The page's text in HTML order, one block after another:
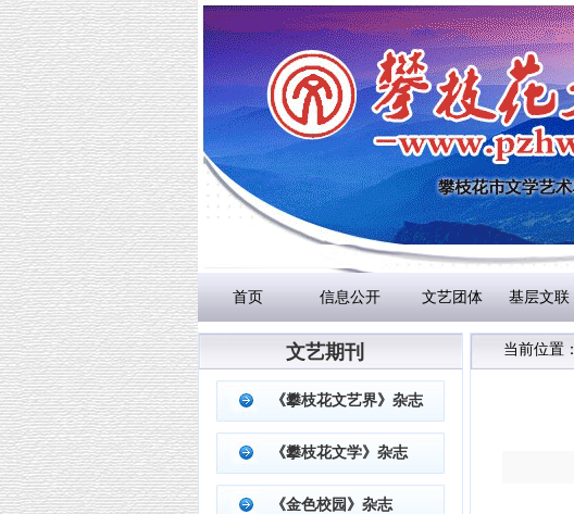
首页 信息公开 文艺团体 基层文联
文艺期刊
《攀枝花文艺界》杂志
《攀枝花文学》杂志
《金色校园》杂志
当前位置：